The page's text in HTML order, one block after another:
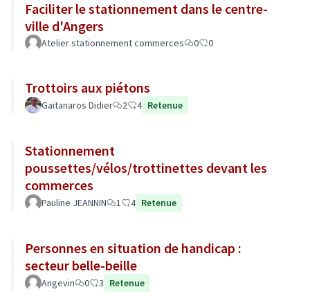
Faciliter le stationnement dans le centre-
ville d'Angers
Atelier stationnement commerces 0 0
Trottoirs aux piétons
Gaïtanaros Didier 2 4 Retenue
Stationnement
poussettes/vélos/trottinettes devant les
commerces
Pauline JEANNIN 1 4 Retenue
Personnes en situation de handicap :
secteur belle-beille
Angevin 0 3 Retenue